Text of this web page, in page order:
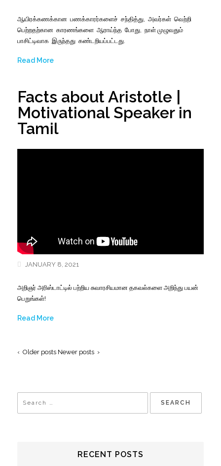
ஆயிரக்கணக்கான பணக்காரர்களைச் சந்தித்து, அவர்கள் வெற்றி
பெற்றதற்கான காரணங்களை ஆராய்ந்த போது, நாள் முழுவதும்
பாசிட்டிவாக இருந்தது கண்டறியப்பட்டது.
Read More
Facts about Aristotle |
Motivational Speaker in
Tamil
JANUARY 8, 2021
அறிஞர் அரிஸ்டாட்டில் பற்றிய சுவாரசியமான தகவல்களை அறிந்து பயன்
பெறுங்கள்!
Read More
‹ Older posts Newer posts ›
RECENT POSTS